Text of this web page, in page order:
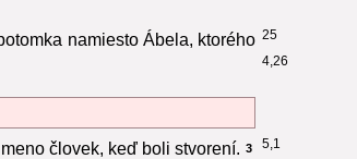
25
namiesto Ábela, ktorého
4,26
5,1
človek, keď boli stvorení. 3